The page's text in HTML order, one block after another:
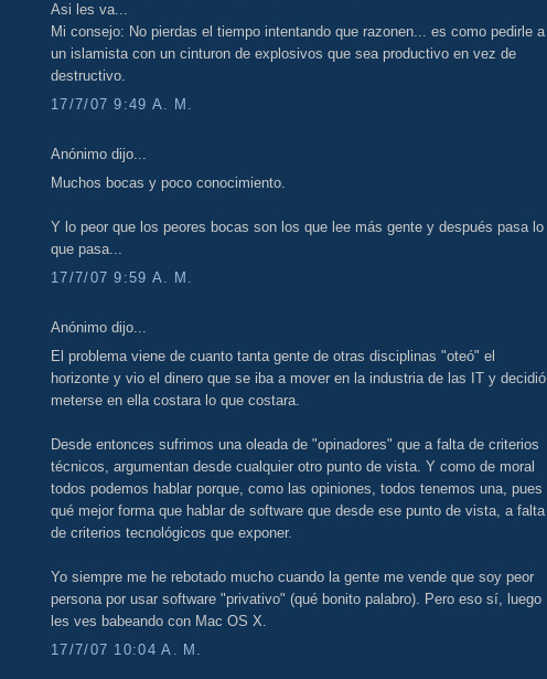
Asi les va...
Mi consejo: No pierdas el tiempo intentando que razonen... es como pedirle a
un islamista con un cinturon de explosivos que sea productivo en vez de
destructivo.
17/7/07 9:49 A. M.
Anónimo dijo...
Muchos bocas y poco conocimiento.
Y lo peor que los peores bocas son los que lee más gente y después pasa lo
que pasa...
17/7/07 9:59 A. M.
Anónimo dijo...
El problema viene de cuanto tanta gente de otras disciplinas "oteó" el
horizonte y vio el dinero que se iba a mover en la industria de las IT y decidió
meterse en ella costara lo que costara.
Desde entonces sufrimos una oleada de "opinadores" que a falta de criterios
técnicos, argumentan desde cualquier otro punto de vista. Y como de moral
todos podemos hablar porque, como las opiniones, todos tenemos una, pues
qué mejor forma que hablar de software que desde ese punto de vista, a falta
de criterios tecnológicos que exponer.
Yo siempre me he rebotado mucho cuando la gente me vende que soy peor
persona por usar software "privativo" (qué bonito palabro). Pero eso sí, luego
les ves babeando con Mac OS X.
17/7/07 10:04 A. M.